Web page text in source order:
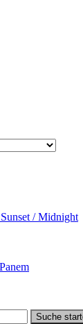
/ Midnight
Suche